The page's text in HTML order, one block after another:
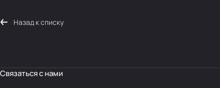
Назад к списку
Связаться с нами